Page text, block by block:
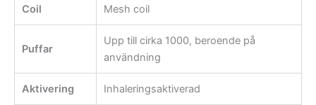
Coil Mesh coil
Puffar
Upp till cirka 1000, beroende på
användning
Aktivering Inhaleringsaktiverad